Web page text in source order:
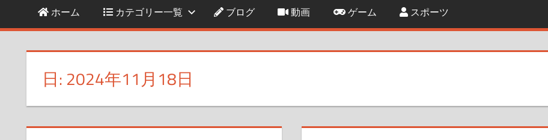
ホーム カテゴリー一覧 ブログ 動画 ゲーム スポーツ
日: 2024年11月18日